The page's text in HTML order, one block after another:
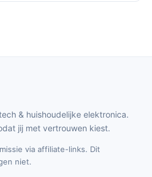
& huishoudelijke elektronica.
jij met vertrouwen kiest.
via affiliate-links. Dit
niet.